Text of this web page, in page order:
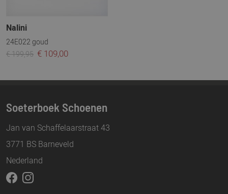
Nalini
24E022 goud
€ 199,95 € 109,00
Soeterboek Schoenen
Jan van Schaffelaarstraat 43
3771 BS Barneveld
Nederland